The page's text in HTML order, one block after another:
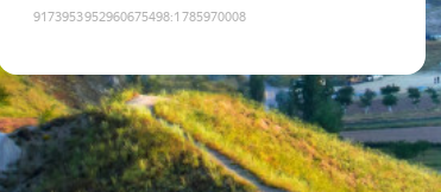
9173953952960675498:1785970008